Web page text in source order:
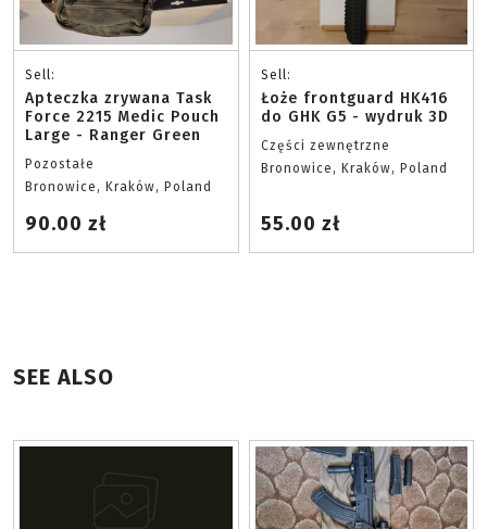
Sell:
Apteczka zrywana Task
Force 2215 Medic Pouch
Large - Ranger Green
Pozostałe
Bronowice, Kraków, Poland
90.00 zł
Sell:
Łoże frontguard HK416
do GHK G5 - wydruk 3D
Części zewnętrzne
Bronowice, Kraków, Poland
55.00 zł
SEE ALSO